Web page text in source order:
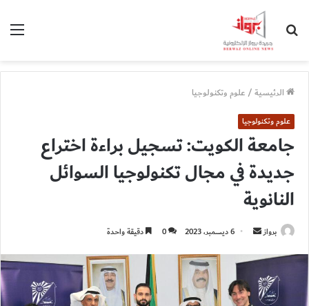
الرئيسية/علوم وتكنولوجيا
علوم وتكنولوجيا
جامعة الكويت: تسجيل براءة اختراع
جديدة في مجال تكنولوجيا السوائل
النانوية
برواز
أرسل
إلكترونيا
6 ديسمبر، 2023 0 دقيقة واحدة